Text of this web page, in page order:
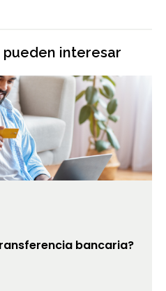
interesar
bancaria?